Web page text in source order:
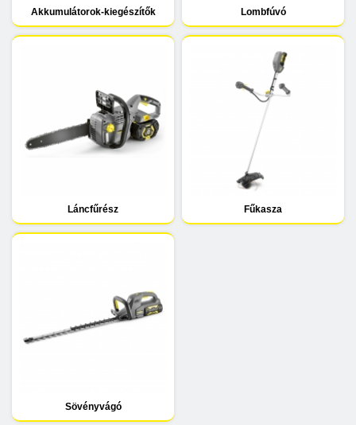
Akkumulátorok-kiegészítők Lombfúvó
Láncfűrész Fűkasza
Sövényvágó